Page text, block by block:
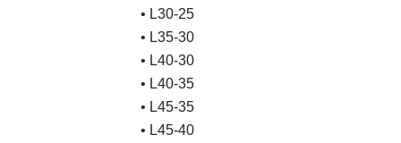
• L30-25
• L35-30
• L40-30
• L40-35
• L45-35
• L45-40